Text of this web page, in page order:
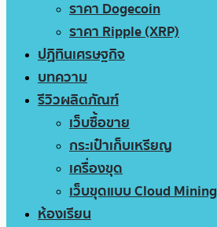
ราคา Dogecoin
ราคา Ripple (XRP)
ปฏิทินเศรษฐกิจ
บทความ
รีวิวผลิตภัณฑ์
เว็บซื้อขาย
กระเป๋าเก็บเหรียญ
เครื่องขุด
เว็บขุดแบบ Cloud Mining
ห้องเรียน